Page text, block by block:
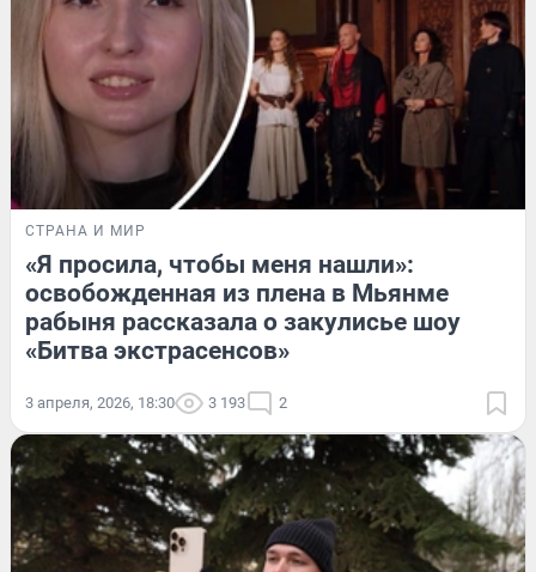
СТРАНА И МИР
«Я просила, чтобы меня нашли»:
освобожденная из плена в Мьянме
рабыня рассказала о закулисье шоу
«Битва экстрасенсов»
3 апреля, 2026, 18:30 3 193 2